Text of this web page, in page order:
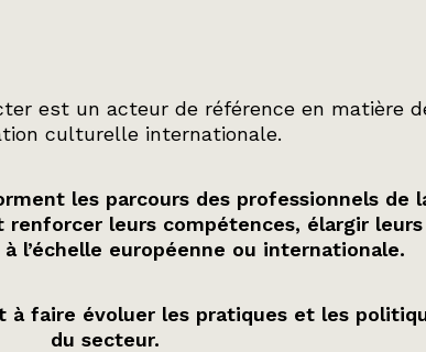
est un acteur de référence en matière
culturelle internationale.
les parcours des professionnels de
leurs compétences, élargir leurs
l’échelle européenne ou internationale.
à faire évoluer les pratiques et les
du secteur.